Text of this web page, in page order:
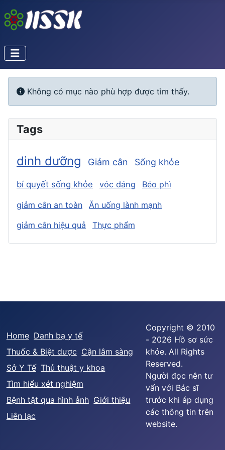
Info
Không có mục nào phù hợp được tìm thấy.
Tags
dinh dưỡng Giảm cân Sống khỏe
bí quyết sống khỏe vóc dáng Béo phì
giảm cân an toàn
Ăn uống lành mạnh
giảm cân hiệu quả
Thực phẩm
Home Danh bạ y tế
Thuốc & Biệt dược Cận lâm sàng
Sở Y Tế Thủ thuật y khoa
Tìm hiểu xét nghiệm
Bệnh tật qua hình ảnh Giới thiệu
Liên lạc
Copyright © 2010
- 2026 Hồ sơ sức
khỏe. All Rights
Reserved.
Người đọc nên tư
vấn với Bác sĩ
trước khi áp dụng
các thông tin trên
website.